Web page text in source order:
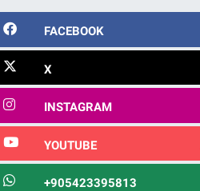
FACEBOOK
X
INSTAGRAM
YOUTUBE
+905423395813